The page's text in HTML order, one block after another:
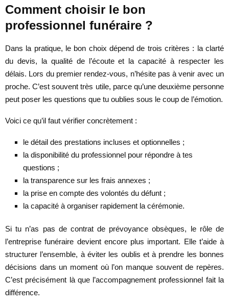
Comment choisir le bon
professionnel funéraire ?
Dans la pratique, le bon choix dépend de trois critères : la clarté
du devis, la qualité de l’écoute et la capacité à respecter les
délais. Lors du premier rendez-vous, n’hésite pas à venir avec un
proche. C’est souvent très utile, parce qu’une deuxième personne
peut poser les questions que tu oublies sous le coup de l’émotion.
Voici ce qu’il faut vérifier concrètement :
le détail des prestations incluses et optionnelles ;
la disponibilité du professionnel pour répondre à tes
questions ;
la transparence sur les frais annexes ;
la prise en compte des volontés du défunt ;
la capacité à organiser rapidement la cérémonie.
Si tu n’as pas de contrat de prévoyance obsèques, le rôle de
l’entreprise funéraire devient encore plus important. Elle t’aide à
structurer l’ensemble, à éviter les oublis et à prendre les bonnes
décisions dans un moment où l’on manque souvent de repères.
C’est précisément là que l’accompagnement professionnel fait la
différence.